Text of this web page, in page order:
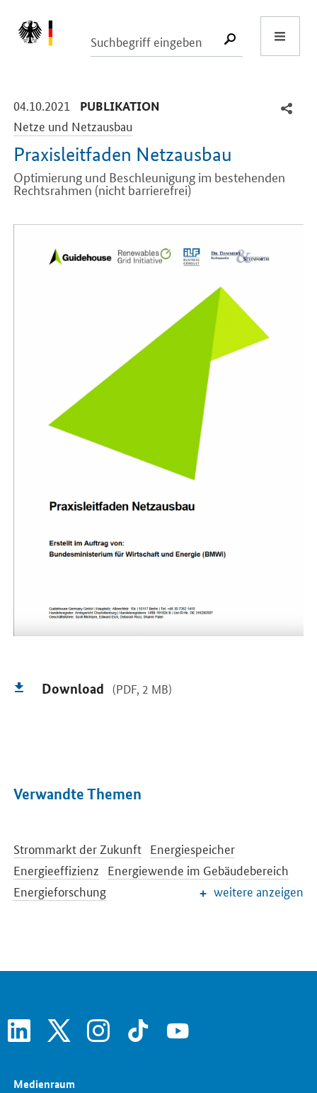
SUCHE
04.10.2021 -
PUBLIKATION
Netze und Netzausbau
Praxisleitfaden Netzausbau
Optimierung und Beschleunigung im bestehenden
Rechtsrahmen (nicht barrierefrei)
Download (PDF, 2 MB)
Verwandte Themen
Strommarkt der Zukunft Energiespeicher
Energieeffizienz Energiewende im Gebäudebereich
Energieforschung
Erneuerbare Energien EEG-Reform
weitere anzeigen
linkedin instagram tiktok youtube
Medienraum